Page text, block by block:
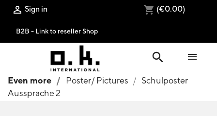
 Sign in shopping_cart (€0.00)
B2B - Link to reseller Shop
search 
Even more Poster/ Pictures
Schulposter
Aussprache 2